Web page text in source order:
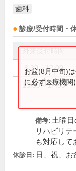
歯科
診療/受付時間・
8:30～12:00
13:30～17:00
お盆(8月中旬)
に必ず医療機関
備考: 土曜日
リハビリテ
も対応して
休診日: 日、祝、